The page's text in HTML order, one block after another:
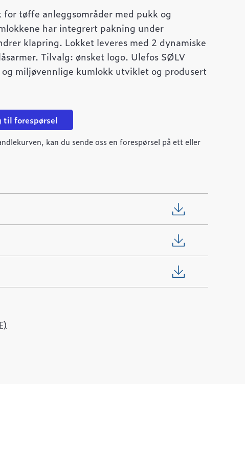
tøffe anleggsområder med pukk og
har integrert pakning under
klapring. Lokket leveres med 2 dynamiske
Tilvalg: ønsket logo. Ulefos SØLV
miljøvennlige kumlokk utviklet og produsert
til forespørsel
kan du sende oss en forespørsel på ett eller